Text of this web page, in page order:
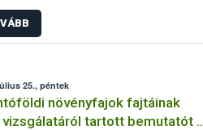
25., péntek
növényfajok fajtáinak
vizsgálatáról tartott bemutatót a